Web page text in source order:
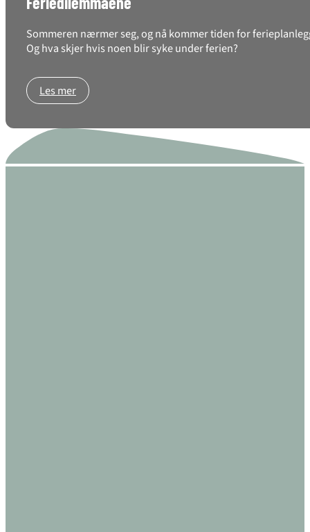
Sommeren nærmer seg, og nå kommer tiden for
Og hva skjer hvis noen blir syke under ferien?
Les mer